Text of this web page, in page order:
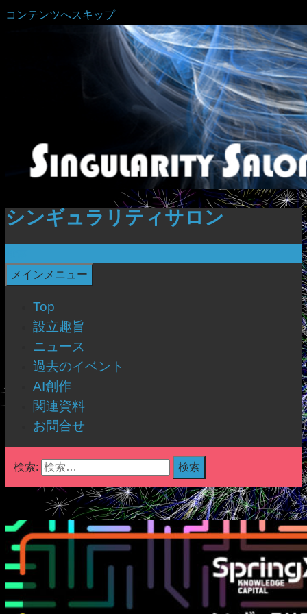
コンテンツへスキップ
シンギュラリティサロン
メインメニュー
Top
設立趣旨
ニュース
過去のイベント
AI創作
関連資料
お問合せ
検索: